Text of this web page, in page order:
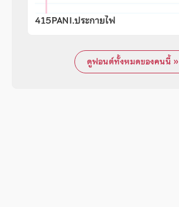
415PANI.ประกายไฟ
ดูฟอนต์ทั้งหมดของคนนี้ »